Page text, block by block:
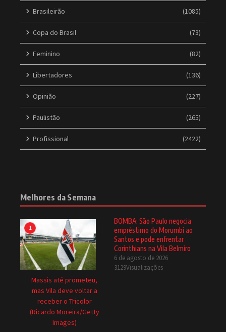
Brasileirão (1085)
Copa do Brasil (73)
Feminino (82)
Libertadores (136)
Opinião (227)
Paulistão (265)
Profissional (2422)
Melhores da Semana
1
Massis até prometeu,
mas Vila deve voltar a
receber o Tricolor
(Ricardo Moreira/Getty
Images)
BOMBA: São Paulo negocia
empréstimo do Morumbi ao
Santos e pode enfrentar
Corinthians na Vila Belmiro
6 de agosto de 2026
3129Visualizações